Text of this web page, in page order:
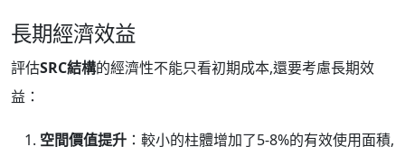
長期經濟效益
評估SRC結構的經濟性不能只看初期成本,還要考慮長期效
益：
空間價值提升 ：較小的柱體增加了5-8%的有效使用面積,